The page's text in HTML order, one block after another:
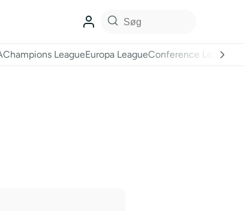
Champions LeagueEuropa LeagueConference League